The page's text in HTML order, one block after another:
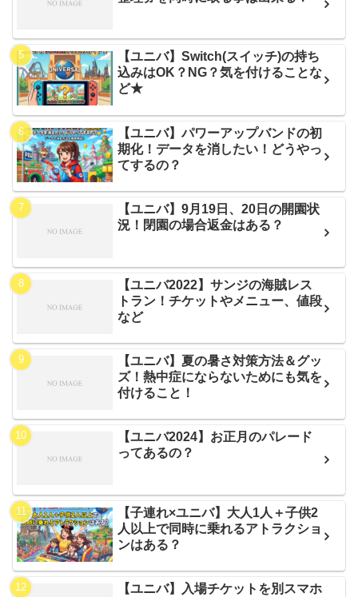
【ユニバ】Switch(スイッチ)の持ち
込みはOK？NG？気を付けることな
ど★
【ユニバ】パワーアップバンドの初
期化！データを消したい！どうやっ
てするの？
【ユニバ】9月19日、20日の開園状
況！閉園の場合返金はある？
【ユニバ2022】サンジの海賊レス
トラン！チケットやメニュー、値段
など
【ユニバ】夏の暑さ対策方法＆グッ
ズ！熱中症にならないためにも気を
付けること！
【ユニバ2024】お正月のパレード
ってあるの？
【子連れ×ユニバ】大人1人＋子供2
人以上で同時に乗れるアトラクショ
ンはある？
【ユニバ】入場チケットを別スマホ